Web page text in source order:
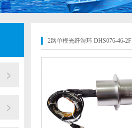
2路单模光纤滑环 DHS076-46-